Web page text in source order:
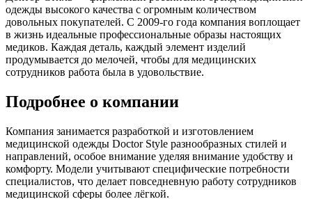
одежды высокого качества с огромным количеством
довольных покупателей. С 2009-го года компания воплощает
в жизнь идеальные профессиональные образы настоящих
медиков. Каждая деталь, каждый элемент изделий
продумывается до мелочей, чтобы для медицинских
сотрудников работа была в удовольствие.
Подробнее о компании
Компания занимается разработкой и изготовлением
медицинской одежды Doctor Style разнообразных стилей и
направлений, особое внимание уделяя внимание удобству и
комфорту. Модели учитывают специфические потребности
специалистов, что делает повседневную работу сотрудников
медицинской сферы более лёгкой.